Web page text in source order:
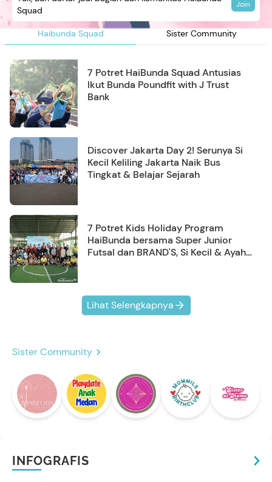
Haibunda Squad Sister Community
Squad
Join
7 Potret HaiBunda Squad Antusias
Ikut Bunda Poundfit with J Trust
Bank
Discover Jakarta Day 2! Serunya Si
Kecil Keliling Jakarta Naik Bus
Tingkat & Belajar Sejarah
7 Potret Kids Holiday Program
HaiBunda bersama Super Junior
Futsal dan BRAND'S, Si Kecil & Ayah
Lihat Selengkapnya
Sister Community
INFOGRAFIS